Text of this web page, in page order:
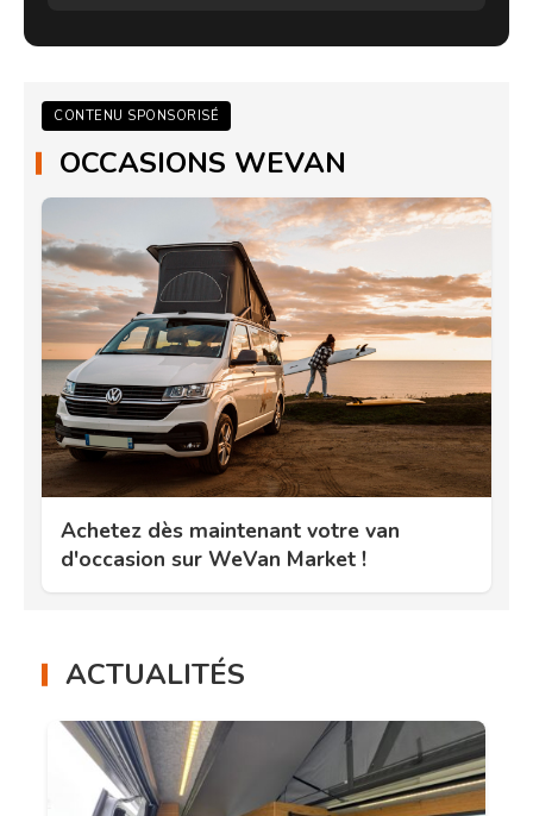
CONTENU SPONSORISÉ
OCCASIONS WEVAN
Achetez dès maintenant votre van
d'occasion sur WeVan Market !
ACTUALITÉS